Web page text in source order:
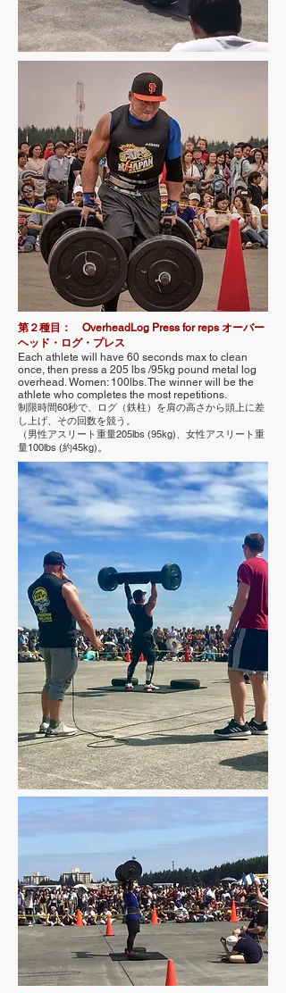
第２種目： OverheadLog Press for reps オーバー
ヘッド・ログ・プレス
Each athlete will have 60 seconds max to clean
once, then press a 205 lbs /95kg pound metal log
overhead. Women: 100lbs. The winner will be the
athlete who completes the most repetitions.
制限時間60秒で、ログ（鉄柱）を肩の高さから頭上に差
し上げ、その回数を競う。
（男性アスリート重量205lbs (95kg)、女性アスリート重
量100lbs (約45kg)。